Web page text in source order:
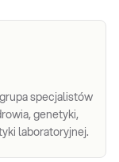
specjalistów
genetyki,
laboratoryjnej.